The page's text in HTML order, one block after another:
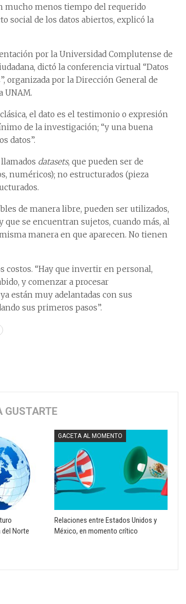
mucho menos tiempo del requerido
social de los datos abiertos, explicó la
por la Universidad Complutense de
dictó la conferencia virtual “Datos
organizada por la Dirección General de
UNAM.
el dato es el testimonio o expresión
de la investigación; “y una buena
datos”.
datasets, que pueden ser de
numéricos); no estructurados (pieza
de manera libre, pueden ser utilizados,
se encuentran sujetos, cuando más, al
manera en que aparecen. No tienen
“Hay que invertir en personal,
y comenzar a procesar
están muy adelantadas con sus
sus primeros pasos”.
GUSTARTE
Norte
GACETA AL MOMENTO
Relaciones entre Estados Unidos y
México, en momento crítico